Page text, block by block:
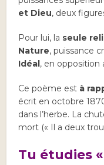
et Dieu, deux
Pour lui, la seule
Nature, puissance
Idéal, en opposition
Ce poème est à
écrit en octobre
dans l’herbe. La
mort (« Il a deux
Tu étudies